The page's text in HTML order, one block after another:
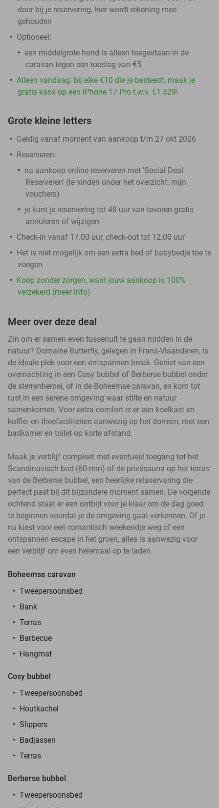
door bij je reservering, hier wordt rekening mee
gehouden
Optioneel:
een middelgrote hond is alleen toegestaan in de
caravan tegen een toeslag van €5
Alleen vandaag: bij elke €10 die je besteedt, maak je
gratis kans op een iPhone 17 Pro t.w.v. €1.329!
Grote kleine letters
Geldig vanaf moment van aankoop t/m 27 okt 2026
Reserveren:
na aankoop online reserveren met 'Social Deal
Reserveren' (te vinden onder het overzicht: mijn
vouchers)
je kunt je reservering tot 48 uur van tevoren gratis
annuleren of wijzigen
Check-in vanaf 17.00 uur, check-out tot 12.00 uur
Het is niet mogelijk om een extra bed of babybedje toe te
voegen
Koop zonder zorgen, want jouw aankoop is 100%
verzekerd (meer info)
Meer over deze deal
Zin om er samen even tussenuit te gaan midden in de
natuur? Domaine Butterfly, gelegen in Frans-Vlaanderen, is
de ideale plek voor een ontspannen break. Geniet van een
overnachting in een Cosy bubbel of Berberse bubbel onder
de sterrenhemel, of in de Boheemse caravan, en kom tot
rust in een serene omgeving waar stilte en natuur
samenkomen. Voor extra comfort is er een koelkast en
koffie- en theefaciliteiten aanwezig op het domein, met een
badkamer en toilet op korte afstand.
Maak je verblijf compleet met eventueel toegang tot het
Scandinavisch bad (60 min) of de privésauna op het terras
van de Berberse bubbel, een heerlijke relaxervaring die
perfect past bij dit bijzondere moment samen. De volgende
ochtend staat er een ontbijt voor je klaar om de dag goed
te beginnen voordat je de omgeving gaat verkennen. Of je
nu kiest voor een romantisch weekendje weg of een
ontspannen escape in het groen, alles is aanwezig voor
een verblijf om even helemaal op te laden.
Boheemse caravan
Tweepersoonsbed
Bank
Terras
Barbecue
Hangmat
Cosy bubbel
Tweepersoonsbed
Houtkachel
Slippers
Badjassen
Terras
Berberse bubbel
Tweepersoonsbed